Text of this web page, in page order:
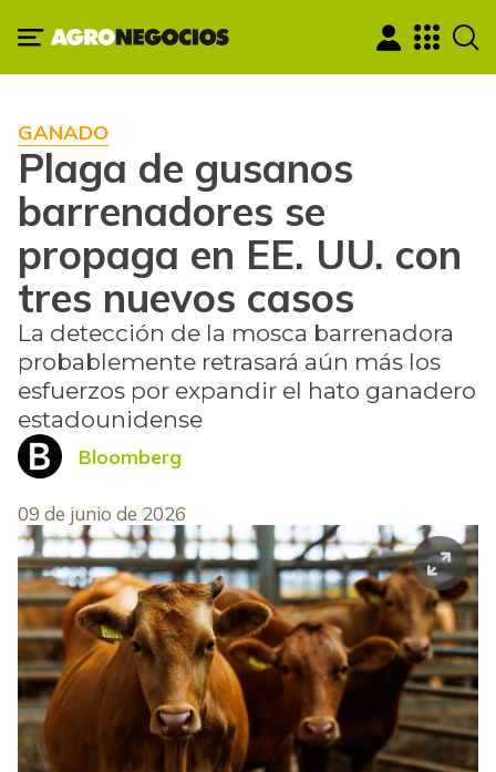
GANADO
Plaga de gusanos
barrenadores se
propaga en EE. UU. con
tres nuevos casos
La detección de la mosca barrenadora
probablemente retrasará aún más los
esfuerzos por expandir el hato ganadero
estadounidense
Bloomberg
09 de junio de 2026